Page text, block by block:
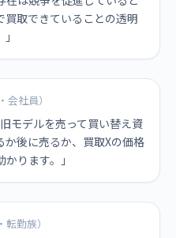
取できていることの透明
会社員）
モデルを売って買い替え資
後に売るか、買取Xの価格
ります。」
勤族）